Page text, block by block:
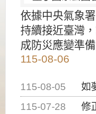
依據中央氣象
持續接近臺灣
成防災應變準備
115-08-06
115-08-05
如
115-07-28
修正公告